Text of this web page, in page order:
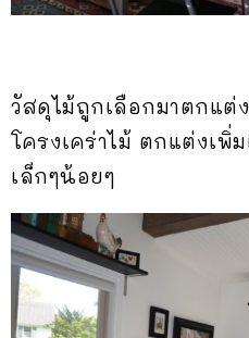
วัสดุไม้ถูกเลือกมาตกแต่
โครงเคร่าไม้ ตกแต่งเพิ่
เล็กๆน้อยๆ